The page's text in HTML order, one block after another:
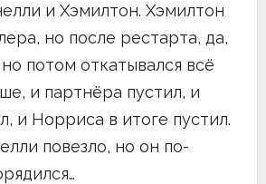
и Хэмилтон. Хэмилтон
но после рестарта, да,
потом откатывался всё
и партнёра пустил, и
и Норриса в итоге пустил.
повезло, но он по-